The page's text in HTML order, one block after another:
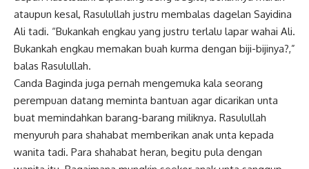
ataupun kesal, Rasulullah justru membalas dagelan Sayidina
Ali tadi. “Bukankah engkau yang justru terlalu lapar wahai Ali.
Bukankah engkau memakan buah kurma dengan biji-bijinya?,”
balas Rasulullah.
Canda Baginda juga pernah mengemuka kala seorang
perempuan datang meminta bantuan agar dicarikan unta
buat memindahkan barang-barang miliknya. Rasulullah
menyuruh para shahabat memberikan anak unta kepada
wanita tadi. Para shahabat heran, begitu pula dengan